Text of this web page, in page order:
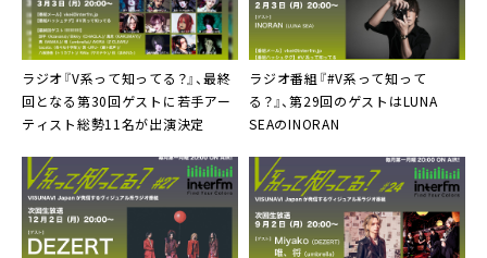
ラジオ『V系って知ってる？』、最終
回となる第30回ゲストに若手アー
ティスト総勢11名が出演決定
ラジオ番組『#V系って知って
る？』、第29回のゲストはLUNA
SEAのINORAN